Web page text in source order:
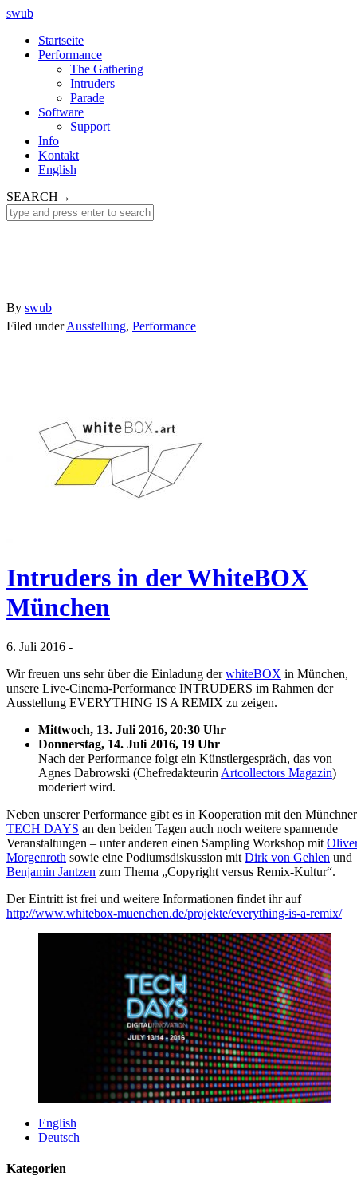
swub
Startseite
Performance
The Gathering
Intruders
Parade
Software
Support
Info
Kontakt
English
SEARCH →
By swub
Filed underAusstellung, Performance
Intruders in der WhiteBOX
München
6. Juli 2016 -
Wir freuen uns sehr über die Einladung derwhiteBOX in München,
unsere Live-Cinema-Performance INTRUDERS im Rahmen der
Ausstellung EVERYTHING IS A REMIX zu zeigen.
Mittwoch, 13. Juli 2016, 20:30 Uhr
Donnerstag, 14. Juli 2016, 19 Uhr
Nach der Performance folgt ein Künstlergespräch, das von
Agnes Dabrowski (Chefredakteurin Artcollectors Magazin)
moderiert wird.
Neben unserer Performance gibt es in Kooperation mit den Münchner
TECH DAYS an den beiden Tagen auch noch weitere spannende
Veranstaltungen – unter anderen einen Sampling Workshop mit
Morgenroth sowie eine Podiumsdiskussion mit Dirk von Gehlen und
Benjamin Jantzen zum Thema „Copyright versus Remix-Kultur“.
Der Eintritt ist frei und weitere Informationen findet ihr auf
http://www.whitebox-muenchen.de/projekte/everything-is-a-remix/
English
Deutsch
Kategorien